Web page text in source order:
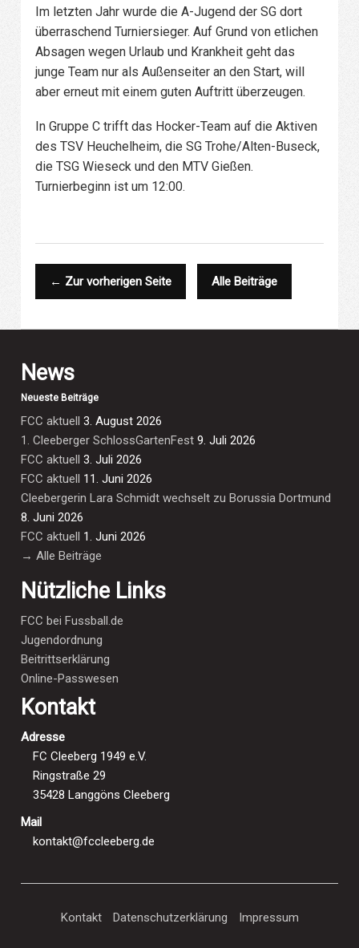
Im letzten Jahr wurde die A-Jugend der SG dort
überraschend Turniersieger. Auf Grund von etlichen
Absagen wegen Urlaub und Krankheit geht das
junge Team nur als Außenseiter an den Start, will
aber erneut mit einem guten Auftritt überzeugen.
In Gruppe C trifft das Hocker-Team auf die Aktiven
des TSV Heuchelheim, die SG Trohe/Alten-Buseck,
die TSG Wieseck und den MTV Gießen.
Turnierbeginn ist um 12:00.
← Zur vorherigen Seite Alle Beiträge
News
Neueste Beiträge
FCC aktuell 3. August 2026
1. Cleeberger SchlossGartenFest 9. Juli 2026
FCC aktuell 3. Juli 2026
FCC aktuell 11. Juni 2026
Cleebergerin Lara Schmidt wechselt zu Borussia Dortmund
8. Juni 2026
FCC aktuell 1. Juni 2026
→ Alle Beiträge
Nützliche Links
FCC bei Fussball.de
Jugendordnung
Beitrittserklärung
Online-Passwesen
Kontakt
Adresse
FC Cleeberg 1949 e.V.
Ringstraße 29
35428 Langgöns Cleeberg
Mail
kontakt@fccleeberg.de
Kontakt Datenschutzerklärung Impressum